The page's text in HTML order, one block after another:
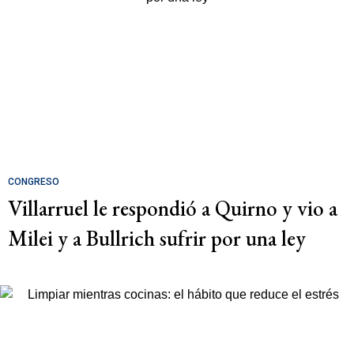
CONGRESO
Villarruel le respondió a Quirno y vio a
Milei y a Bullrich sufrir por una ley